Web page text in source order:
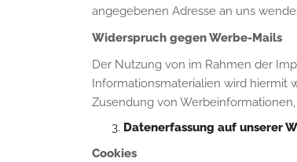
angegebenen Adresse an uns
Widerspruch gegen Werbe-Mails
Der Nutzung von im Rahmen der
Informationsmaterialien wird hiermit
Zusendung von
Datenerfassung auf unserer
Cookies